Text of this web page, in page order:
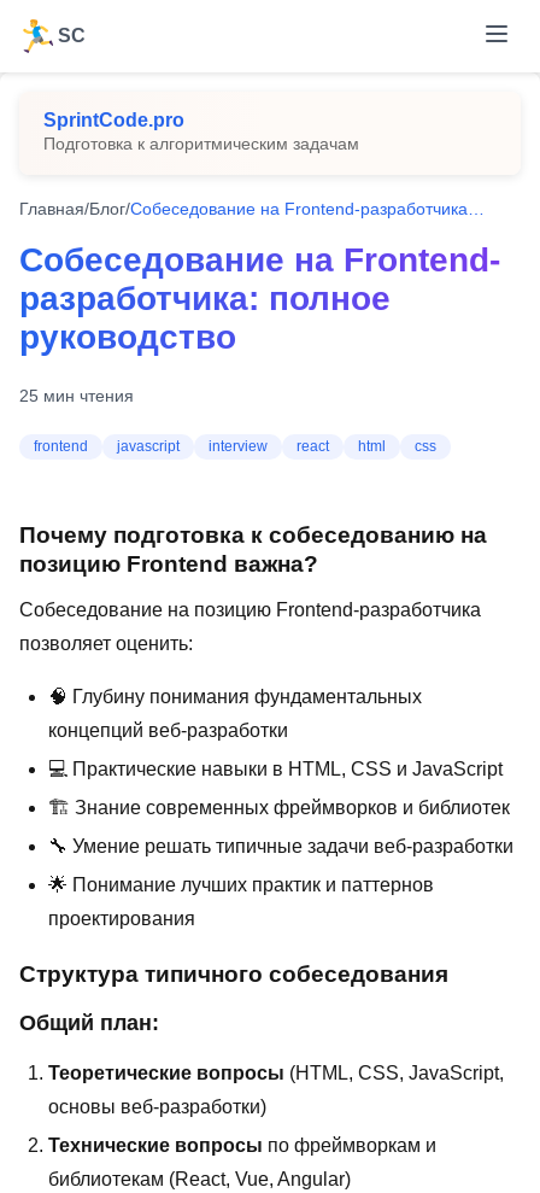
SC
SprintCode.pro
Подготовка к алгоритмическим задачам
Главная/Блог/
Собеседование на Frontend-
разработчика: полное
руководство
25 мин чтения
frontend javascript interview react html css
Почему подготовка к собеседованию на
позицию Frontend важна?
Собеседование на позицию Frontend-разработчика
позволяет оценить:
🧠 Глубину понимания фундаментальных
концепций веб-разработки
💻 Практические навыки в HTML, CSS и JavaScript
🏗️ Знание современных фреймворков и библиотек
🔧 Умение решать типичные задачи веб-разработки
🌟 Понимание лучших практик и паттернов
проектирования
Структура типичного собеседования
Общий план:
Теоретические вопросы (HTML, CSS, JavaScript,
основы веб-разработки)
Технические вопросы по фреймворкам и
библиотекам (React, Vue, Angular)